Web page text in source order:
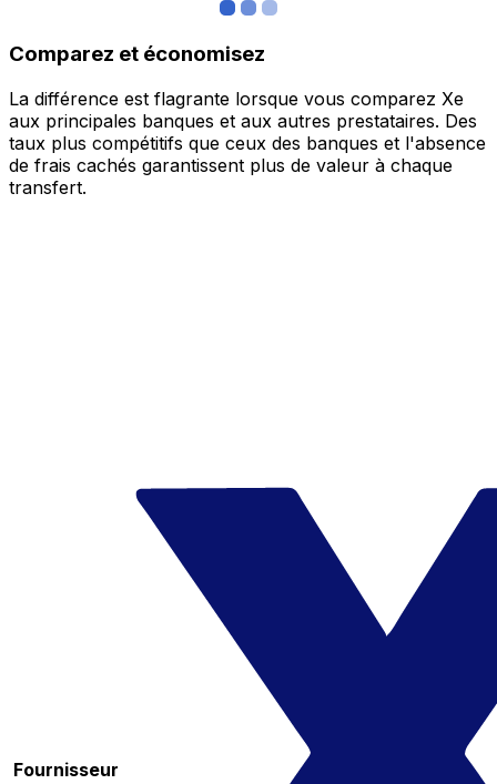
Comparez et économisez
La différence est flagrante lorsque vous comparez Xe
aux principales banques et aux autres prestataires. Des
taux plus compétitifs que ceux des banques et l'absence
de frais cachés garantissent plus de valeur à chaque
transfert.
Fournisseur